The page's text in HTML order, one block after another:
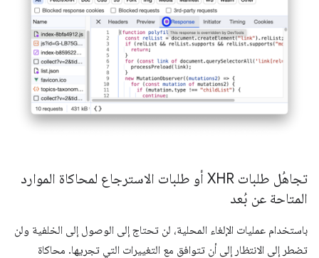
تجاهُل طلبات XHR أو طلبات الاسترجاع لمحاكاة الموارد
المتاحة عن بُعد
باستخدام عمليات الإلغاء المحلية، لن تحتاج إلى الوصول إلى الخلفية ولن
تضطر إلى الانتظار إلى أن تتوافق مع التغييرات التي تجريها. محاكاة